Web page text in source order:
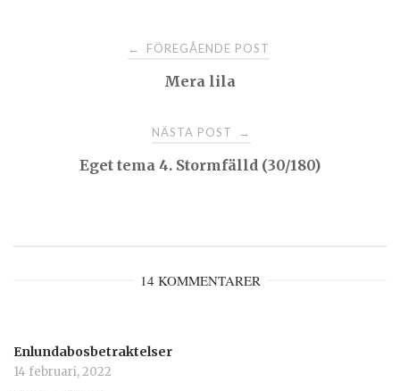
← FÖREGÅENDE POST
Mera lila
NÄSTA POST →
Eget tema 4. Stormfälld (30/180)
14 KOMMENTARER
Enlundabosbetraktelser
14 februari, 2022